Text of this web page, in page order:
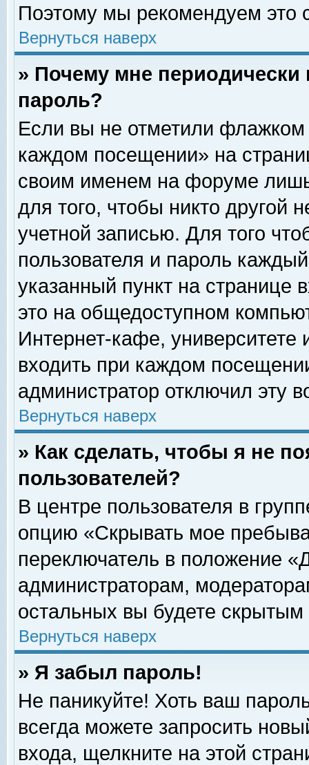
Поэтому мы рекомендуем это
Вернуться наверх
» Почему мне
пароль?
Если вы не отметили флажком
каждом посещении» на
своим именем на форуме
для того, чтобы никто другой
учетной записью. Для того
пользователя и пароль
указанный пункт на
это на общедоступном
Интернет-кафе, университете
входить при каждом
администратор отключил эту
Вернуться наверх
» Как сделать, чтобы я не
пользователей?
В центре пользователя в
опцию «Скрывать мое
переключатель в положение
администраторам,
остальных вы будете скрытым
Вернуться наверх
» Я забыл пароль!
Не паникуйте! Хоть ваш
всегда можете запросить
входа, щелкните на этой